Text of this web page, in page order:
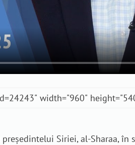
Siriei, al-Sharaa, în